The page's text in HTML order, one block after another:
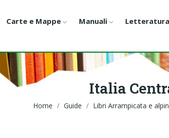
Carte e Mappe Manuali
Italia
Home Guide Libri Arrampicata e